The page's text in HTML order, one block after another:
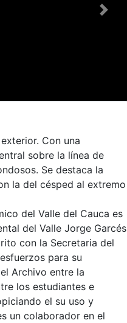
Next
Con una
sobre la línea de
Se destaca la
la del césped al extremo
del Valle del Cauca es
del Valle Jorge Garcés
con la Secretaria del
para su
Archivo entre la
los estudiantes e
el su uso y
un colaborador en el